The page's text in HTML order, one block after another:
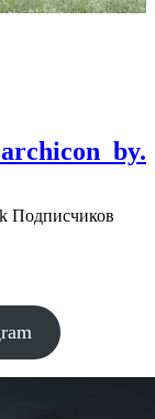
Подписчиков